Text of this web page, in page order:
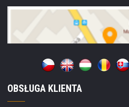
OBSŁUGA KLIENTA